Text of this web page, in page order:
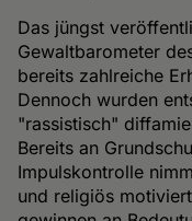
Das jüngst
Gewaltbarometer
bereits zahlreiche
Dennoch wurden
"rassistisch"
Bereits an
Impulskontrolle
und religiös